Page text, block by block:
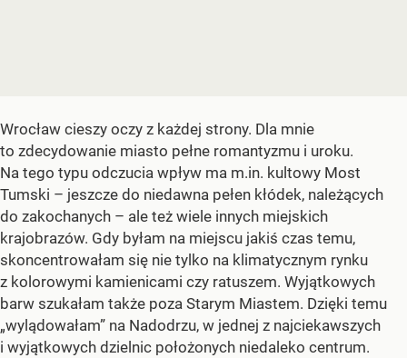
Wrocław cieszy oczy z każdej strony. Dla mnie
to zdecydowanie miasto pełne romantyzmu i uroku.
Na tego typu odczucia wpływ ma m.in. kultowy Most
Tumski – jeszcze do niedawna pełen kłódek, należących
do zakochanych – ale też wiele innych miejskich
krajobrazów. Gdy byłam na miejscu jakiś czas temu,
skoncentrowałam się nie tylko na klimatycznym rynku
z kolorowymi kamienicami czy ratuszem. Wyjątkowych
barw szukałam także poza Starym Miastem. Dzięki temu
„wylądowałam” na Nadodrzu, w jednej z najciekawszych
i wyjątkowych dzielnic położonych niedaleko centrum.